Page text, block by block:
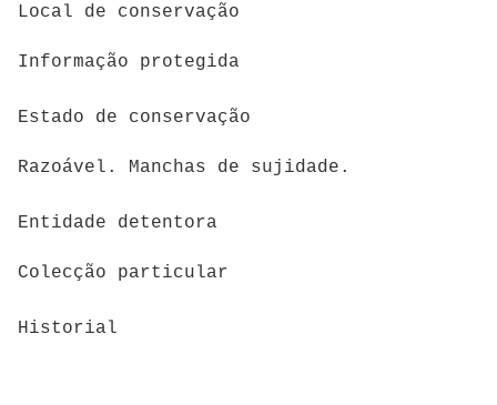
Local de conservação
Informação protegida
Estado de conservação
Razoável. Manchas de sujidade.
Entidade detentora
Colecção particular
Historial